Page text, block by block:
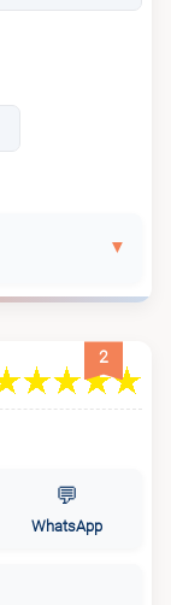
2
💬
WhatsApp